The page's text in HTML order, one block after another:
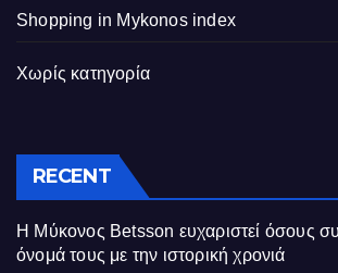
Shopping in Mykonos index
Χωρίς κατηγορία
RECENT
Η Μύκονος Betsson ευχαριστεί όσους
όνομά τους με την ιστορική χρονιά